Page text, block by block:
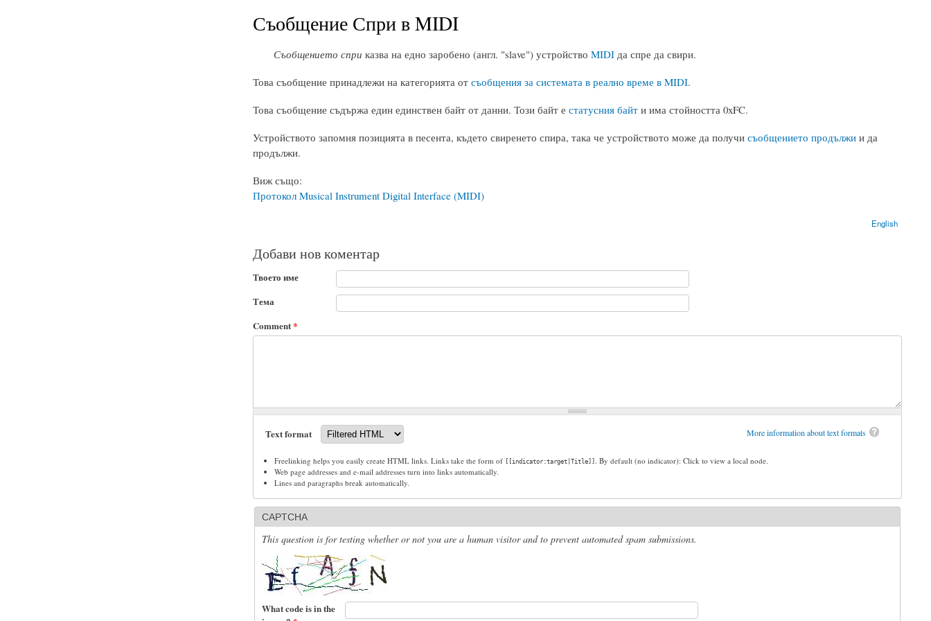
Съобщение Спри в MIDI
Съобщението спри казва на едно заробено (англ. "slave") устройство MIDIда спре да свири.
Това съобщение принадлежи на категорията от съобщения за системата в реално време в MIDI.
Това съобщение съдържа един единствен байт от данни. Този байт е статусния байти има стойността 0xFC.
Устройството запомня позицията в песента, където свиренето спира, така че устройството може да получи съобщението продължии да
продължи.
Виж също:
Протокол Musical Instrument Digital Interface (MIDI)
English
Добави нов коментар
Твоето име
Тема
Comment*
More information about text formats
Text format
Freelinking helps you easily create HTML links. Links take the form of [[indicator:target|Title]]. By default (no indicator): Click to view a local node.
Web page addresses and e-mail addresses turn into links automatically.
Lines and paragraphs break automatically.
CAPTCHA
This question is for testing whether or not you are a human visitor and to prevent automated spam submissions.
What code is in the